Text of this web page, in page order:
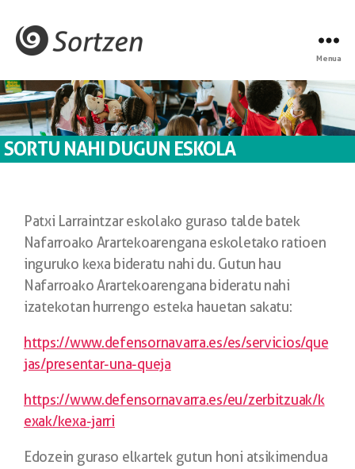
Menua
SORTU NAHI DUGUN ESKOLA
Patxi Larraintzar eskolako guraso talde batek
Nafarroako Arartekoarengana eskoletako ratioen
inguruko kexa bideratu nahi du. Gutun hau
Nafarroako Arartekoarengana bideratu nahi
izatekotan hurrengo esteka hauetan sakatu:
https://www.defensornavarra.es/es/servicios/que
jas/presentar-una-queja
https://www.defensornavarra.es/eu/zerbitzuak/k
exak/kexa-jarri
Edozein guraso elkartek gutun honi atsikimendua